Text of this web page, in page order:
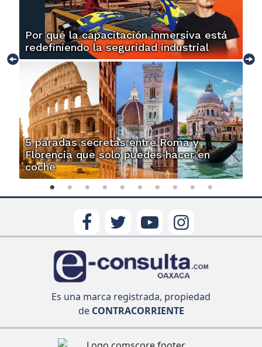
Por qué la capacitación inmersiva está
redefiniendo la seguridad industrial
5 paradas secretas entre Roma y
Florencia que solo puedes hacer en
coche
Es una marca registrada, propiedad
deCONTRACORRIENTE